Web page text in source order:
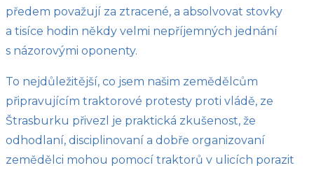
předem považují za ztracené, a absolvovat stovky
a tisíce hodin někdy velmi nepříjemných jednání
s názorovými oponenty.
To nejdůležitější, co jsem našim zemědělcům
připravujícím traktorové protesty proti vládě, ze
Štrasburku přivezl je praktická zkušenost, že
odhodlaní, disciplinovaní a dobře organizovaní
zemědělci mohou pomocí traktorů v ulicích porazit